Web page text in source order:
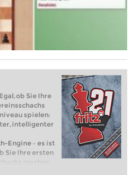
ob Sie Ihre
spielen:
intelligenter
Engine – es ist
Sie Ihre ersten
machen
Mit